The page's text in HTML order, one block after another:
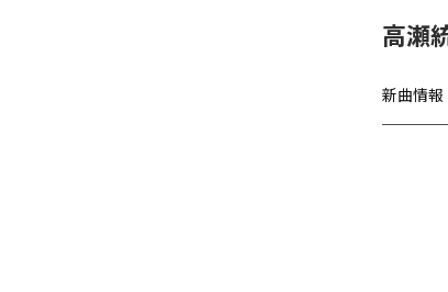
高瀬
新曲情報